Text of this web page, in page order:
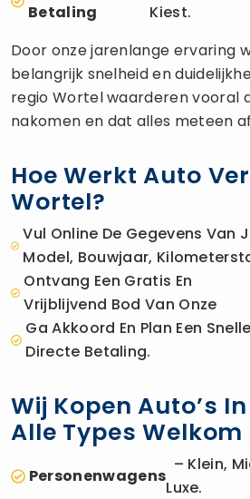
Betaling
Kiest.
Door onze jarenlange ervaring
belangrijk snelheid en
regio Wortel waarderen vooral
nakomen en dat alles meteen
Hoe Werkt Auto
Wortel?
Vul Online De Gegevens Van
Model, Bouwjaar,
Ontvang Een Gratis En
Vrijblijvend Bod Van Onze
Ga Akkoord En Plan Een
Directe Betaling.
Wij Kopen Auto’s
Alle Types Welkom
Personenwagens
– Klein,
Luxe.